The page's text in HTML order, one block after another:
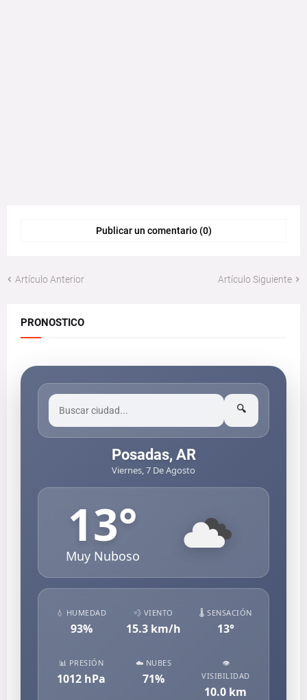
Publicar un comentario (0)
Artículo Anterior Artículo Siguiente
PRONOSTICO
🔍
Posadas, AR
Viernes, 7 De Agosto
13°
Muy Nuboso
💧 HUMEDAD
93%
💨 VIENTO
15.3km/h
🌡️ SENSACIÓN
13°
📊 PRESIÓN
1012 hPa
☁️ NUBES
71%
👁️
VISIBILIDAD
10.0 km